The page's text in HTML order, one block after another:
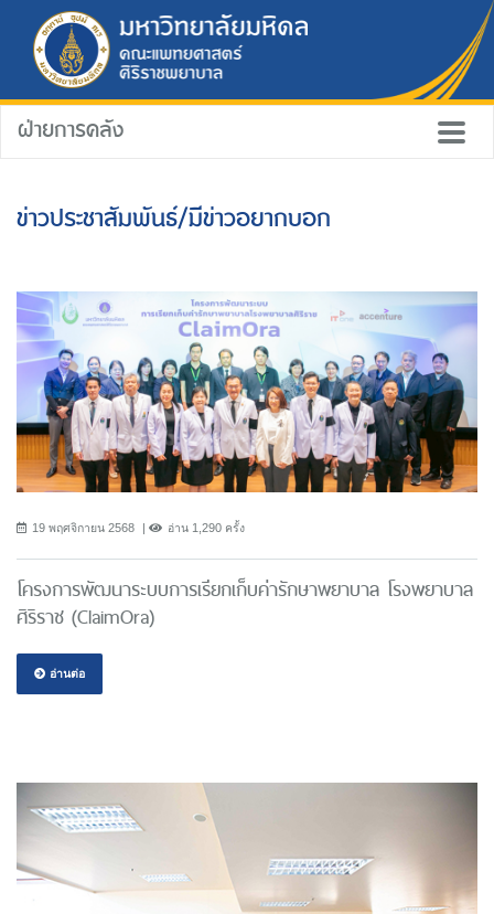
ฝ่ายการคลัง
ข่าวประชาสัมพันธ์/มีข่าวอยากบอก
19 พฤศจิกายน 2568 อ่าน 1,290 ครั้ง
โครงการพัฒนาระบบการเรียกเก็บค่ารักษาพยาบาล โรงพยาบาล
ศิริราช (ClaimOra)
อ่านต่อ